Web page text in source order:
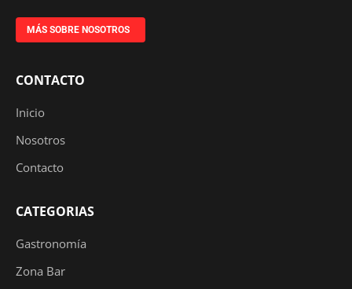
MÁS SOBRE NOSOTROS
CONTACTO
Inicio
Nosotros
Contacto
CATEGORIAS
Gastronomía
Zona Bar